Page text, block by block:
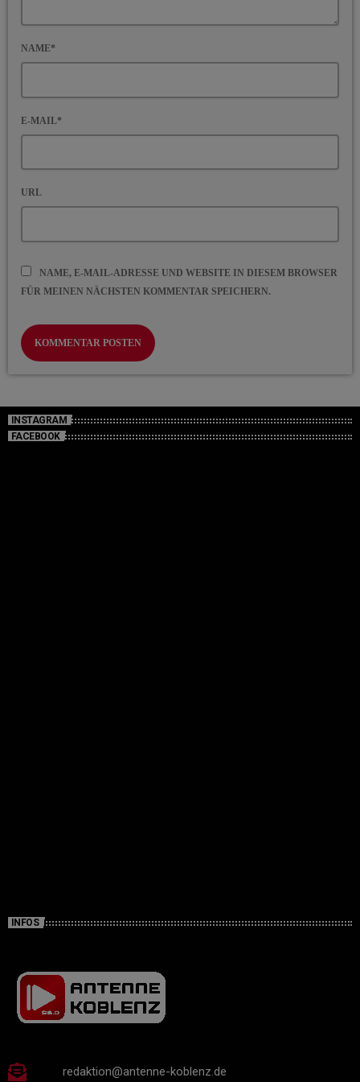
NAME*
E-MAIL*
URL
NAME, E-MAIL-ADRESSE UND WEBSITE IN DIESEM BROWSER
FÜR MEINEN NÄCHSTEN KOMMENTAR SPEICHERN.
INSTAGRAM
FACEBOOK
INFOS
redaktion@antenne-koblenz.de